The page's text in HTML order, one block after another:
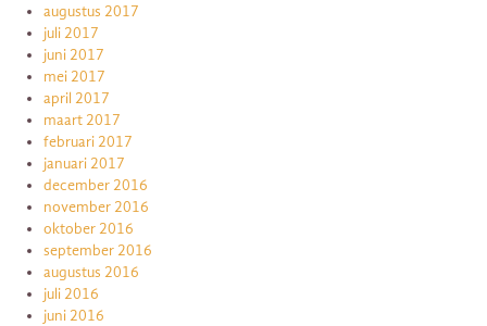
augustus 2017
juli 2017
juni 2017
mei 2017
april 2017
maart 2017
februari 2017
januari 2017
december 2016
november 2016
oktober 2016
september 2016
augustus 2016
juli 2016
juni 2016